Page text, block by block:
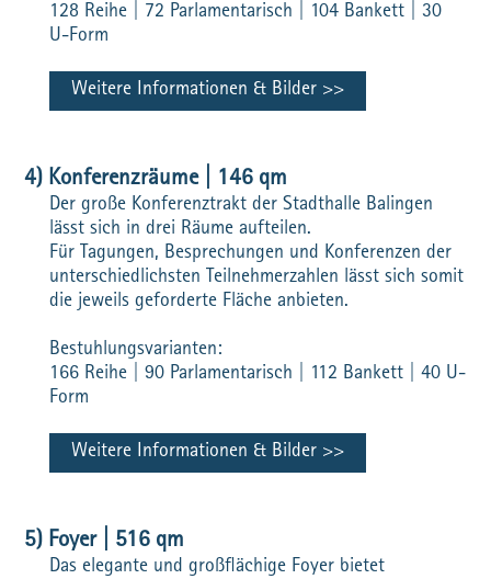
128 Reihe | 72 Parlamentarisch | 104 Bankett | 30
U-Form
Weitere Informationen & Bilder
4) Konferenzräume | 146 qm
Der große Konferenztrakt der Stadthalle Balingen
lässt sich in drei Räume aufteilen.
Für Tagungen, Besprechungen und Konferenzen der
unterschiedlichsten Teilnehmerzahlen lässt sich somit
die jeweils geforderte Fläche anbieten.
Bestuhlungsvarianten:
166 Reihe | 90 Parlamentarisch | 112 Bankett | 40 U-
Form
Weitere Informationen & Bilder
5) Foyer | 516 qm
Das elegante und großflächige Foyer bietet